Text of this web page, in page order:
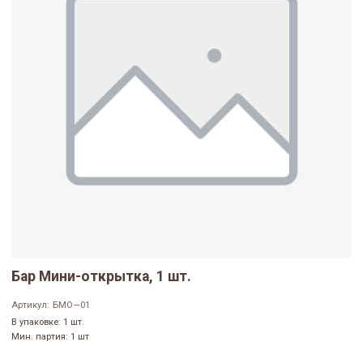
Бар Мини-открытка, 1 шт.
Артикул: БМО—01
В упаковке: 1 шт.
Мин. партия: 1 шт